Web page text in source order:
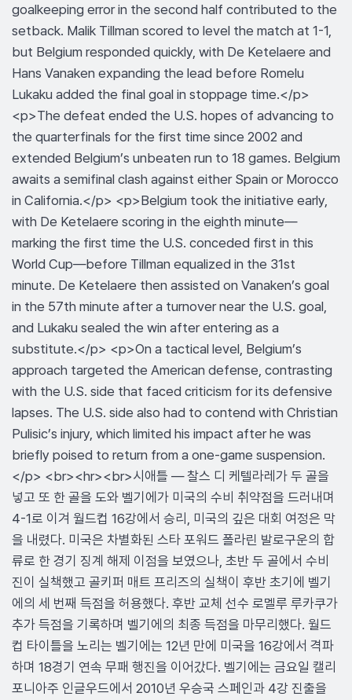
goalkeeping error in the second half contributed to the
setback. Malik Tillman scored to level the match at 1-1,
but Belgium responded quickly, with De Ketelaere and
Hans Vanaken expanding the lead before Romelu
Lukaku added the final goal in stoppage time.</p>
<p>The defeat ended the U.S. hopes of advancing to
the quarterfinals for the first time since 2002 and
extended Belgium’s unbeaten run to 18 games. Belgium
awaits a semifinal clash against either Spain or Morocco
in California.</p> <p>Belgium took the initiative early,
with De Ketelaere scoring in the eighth minute—
marking the first time the U.S. conceded first in this
World Cup—before Tillman equalized in the 31st
minute. De Ketelaere then assisted on Vanaken’s goal
in the 57th minute after a turnover near the U.S. goal,
and Lukaku sealed the win after entering as a
substitute.</p> <p>On a tactical level, Belgium’s
approach targeted the American defense, contrasting
with the U.S. side that faced criticism for its defensive
lapses. The U.S. side also had to contend with Christian
Pulisic’s injury, which limited his impact after he was
briefly poised to return from a one-game suspension.
</p> <br><hr><br>시애틀 — 찰스 디 케텔라레가 두 골을
넣고 또 한 골을 도와 벨기에가 미국의 수비 취약점을 드러내며
4-1로 이겨 월드컵 16강에서 승리, 미국의 깊은 대회 여정은 막
을 내렸다. 미국은 차별화된 스타 포워드 폴라린 발로구운의 합
류로 한 경기 징계 해제 이점을 보였으나, 초반 두 골에서 수비
진이 실책했고 골키퍼 매트 프리즈의 실책이 후반 초기에 벨기
에의 세 번째 득점을 허용했다. 후반 교체 선수 로멜루 루카쿠가
추가 득점을 기록하며 벨기에의 최종 득점을 마무리했다. 월드
컵 타이틀을 노리는 벨기에는 12년 만에 미국을 16강에서 격파
하며 18경기 연속 무패 행진을 이어갔다. 벨기에는 금요일 캘리
포니아주 인글우드에서 2010년 우승국 스페인과 4강 진출을